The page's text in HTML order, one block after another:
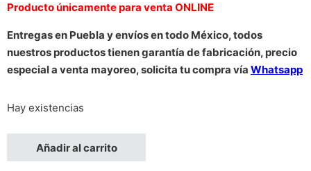
Producto únicamente para venta ONLINE
Entregas en Puebla y envíos en todo México, todos
nuestros productos tienen garantía de fabricación, precio
especial a venta mayoreo, solicita tu compra vía Whatsapp
Hay existencias
TARJETA DE RED USB INALAMBRICA TP-LINK TL-WN822N
Añadir al carrito